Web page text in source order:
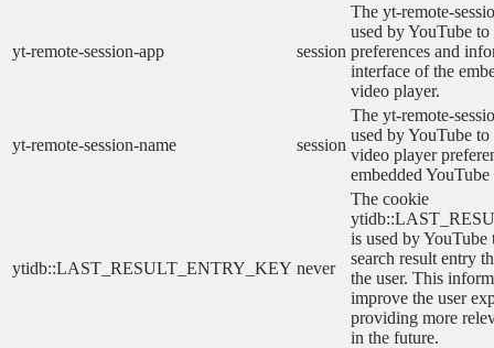
yt-remote-session-app session
The yt-remote-
used by YouTube to
preferences and
interface of the
video player.
yt-remote-session-name session
The yt-remote-
used by YouTube to
video player
embedded
ytidb::LAST_RESULT_ENTRY_KEY never
The cookie
is used by YouTube
search result entry
the user. This
improve the user
providing more
in the future.